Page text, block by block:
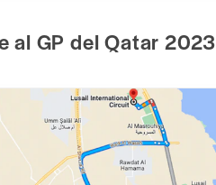
al GP del Qatar 2023